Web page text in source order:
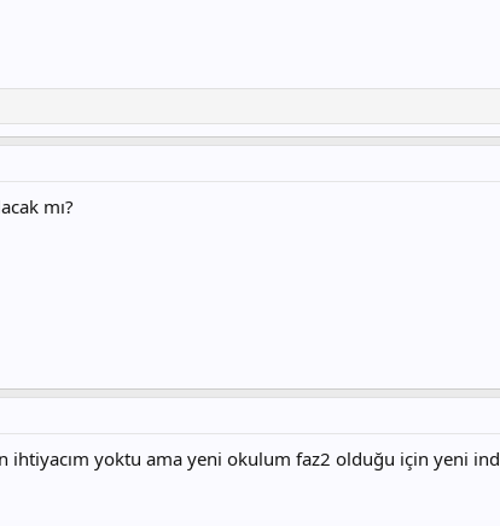
mı?
yoktu ama yeni okulum faz2 olduğu için yeni